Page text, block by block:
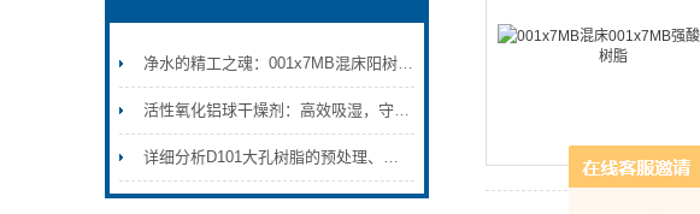
净水的精工之魂：001x7MB混床阳树脂的作用解析
活性氧化铝球干燥剂：高效吸湿，守护干爽环境的卫士
详细分析D101大孔树脂的预处理、特性以及注意事项